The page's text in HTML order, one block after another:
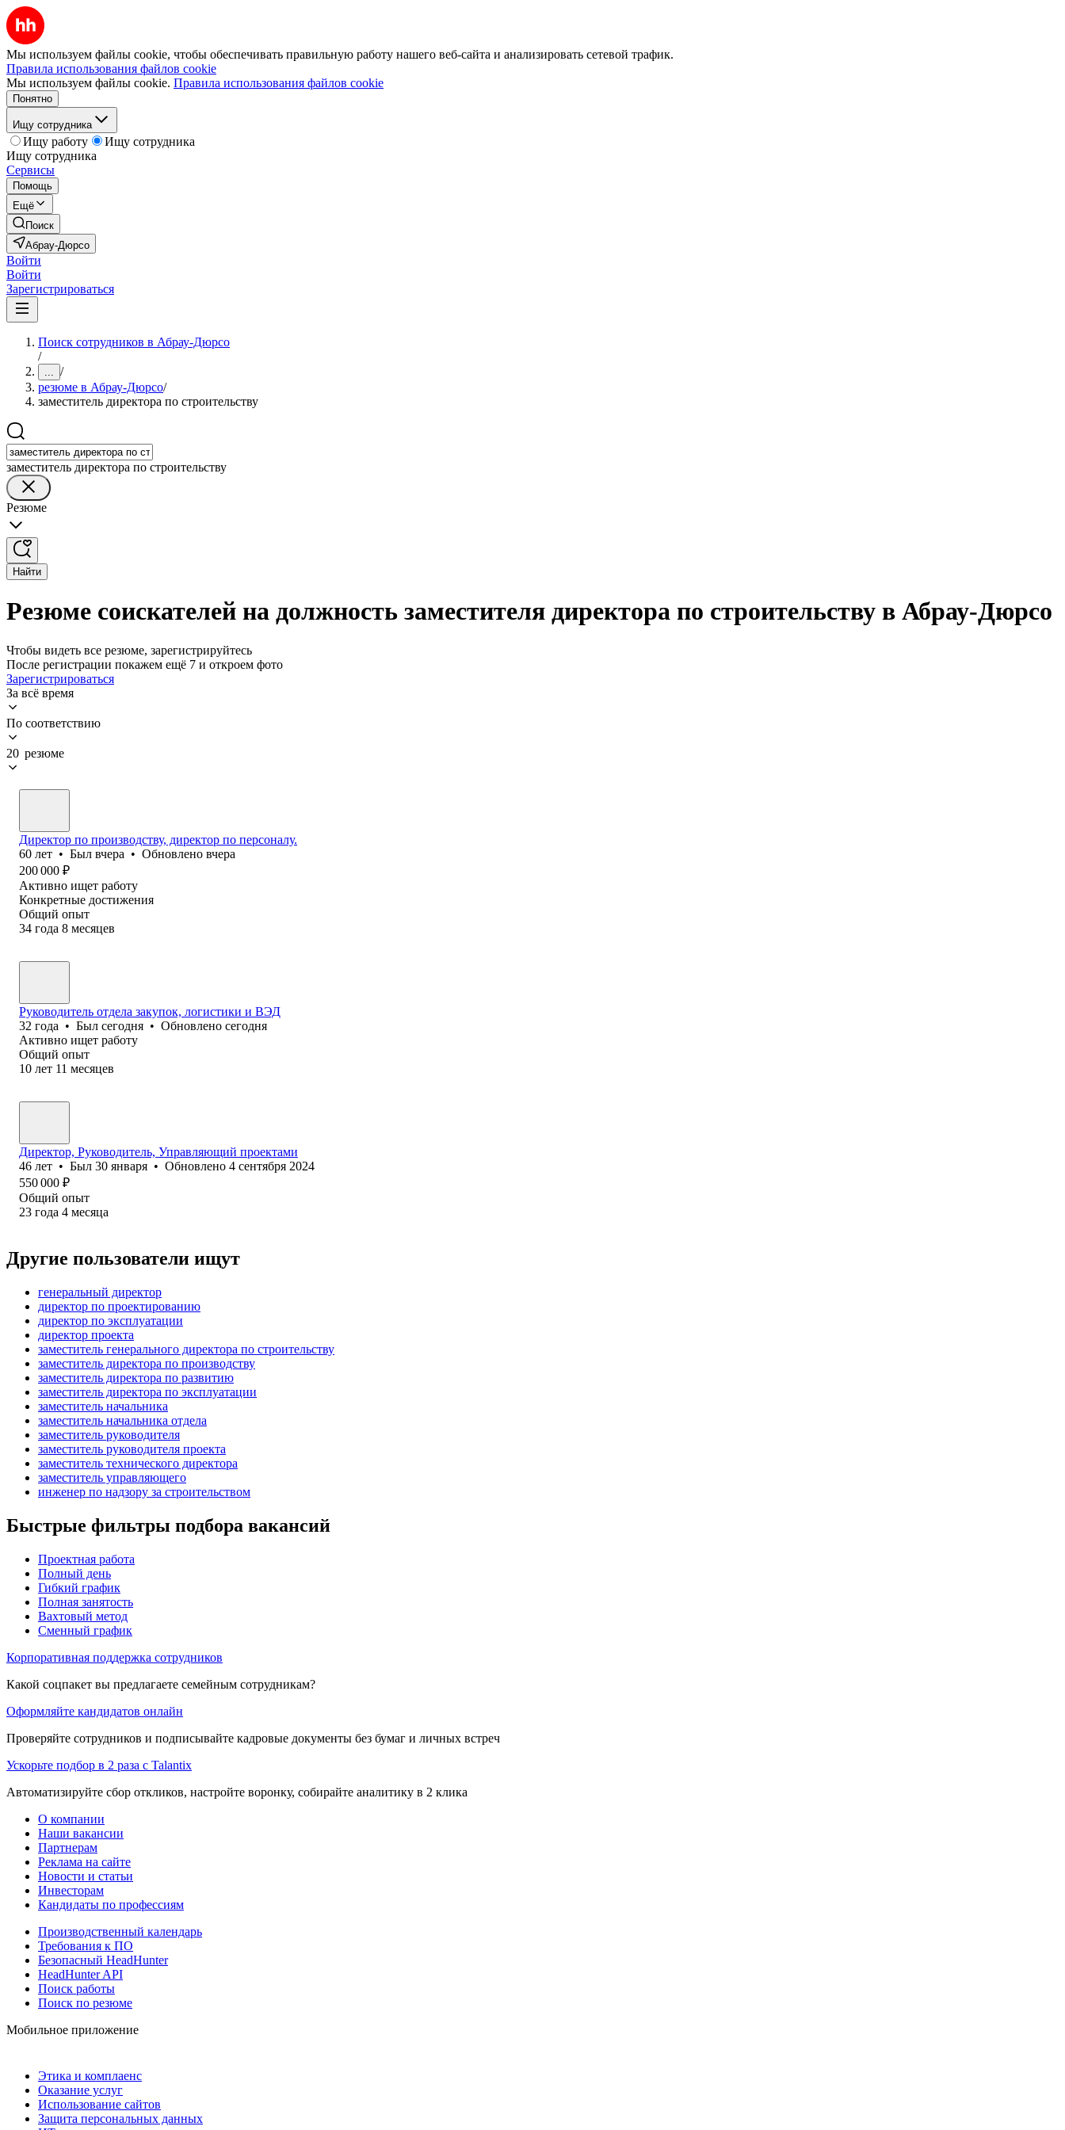
Мы используем файлы cookie, чтобы обеспечивать правильную работу нашего веб-сайта и анализировать сетевой трафик.
Правила использования файлов cookie
Мы используем файлы cookie. Правила использования файлов cookie
Понятно
Ищу сотрудника
Ищу работу
Ищу сотрудника
Ищу сотрудника
Сервисы
Помощь
Ещё
Поиск
Абрау-Дюрсо
Войти
Войти
Зарегистрироваться
Поиск сотрудников в Абрау-Дюрсо
/
... /
резюме в Абрау-Дюрсо/
заместитель директора по строительству
заместитель директора по строительству
Резюме
Найти
Резюме соискателей на должность заместителя директора по строительству в Абрау-Дюрсо
Чтобы видеть все резюме, зарегистрируйтесь
После регистрации покажем ещё 7 и откроем фото
Зарегистрироваться
За всё время
По соответствию
20 резюме
Директор по производству, директор по персоналу.
60 лет • Был вчера • Обновлено вчера
200 000 ₽
Активно ищет работу
Конкретные достижения
Общий опыт
34 года 8 месяцев
Руководитель отдела закупок, логистики и ВЭД
32 года • Был сегодня • Обновлено сегодня
Активно ищет работу
Общий опыт
10 лет 11 месяцев
Директор, Руководитель, Управляющий проектами
46 лет • Был 30 января • Обновлено 4 сентября 2024
550 000 ₽
Общий опыт
23 года 4 месяца
Другие пользователи ищут
генеральный директор
директор по проектированию
директор по эксплуатации
директор проекта
заместитель генерального директора по строительству
заместитель директора по производству
заместитель директора по развитию
заместитель директора по эксплуатации
заместитель начальника
заместитель начальника отдела
заместитель руководителя
заместитель руководителя проекта
заместитель технического директора
заместитель управляющего
инженер по надзору за строительством
Быстрые фильтры подбора вакансий
Проектная работа
Полный день
Гибкий график
Полная занятость
Вахтовый метод
Сменный график
Корпоративная поддержка сотрудников
Какой соцпакет вы предлагаете семейным сотрудникам?
Оформляйте кандидатов онлайн
Проверяйте сотрудников и подписывайте кадровые документы без бумаг и личных встреч
Ускорьте подбор в 2 раза с Talantix
Автоматизируйте сбор откликов, настройте воронку, собирайте аналитику в 2 клика
О компании
Наши вакансии
Партнерам
Реклама на сайте
Новости и статьи
Инвесторам
Кандидаты по профессиям
Производственный календарь
Требования к ПО
Безопасный HeadHunter
HeadHunter API
Поиск работы
Поиск по резюме
Мобильное приложение
Этика и комплаенс
Оказание услуг
Использование сайтов
Защита персональных данных